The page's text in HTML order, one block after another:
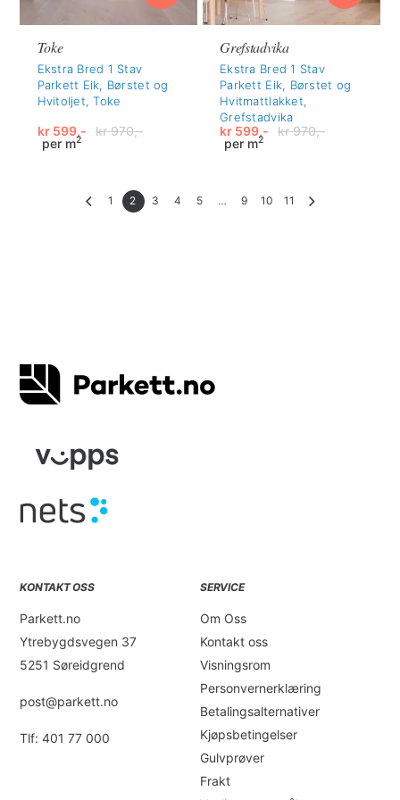
Toke
Ekstra Bred 1 Stav
Parkett Eik, Børstet og
Hvitoljet, Toke
kr970,-
Opprinnelig
kr599,-
Nåværende
per m2
Grefstadvika
Ekstra Bred 1 Stav
Parkett Eik, Børstet og
Hvitmattlakket,
Grefstadvika
kr970,-
Opprinnelig
kr 599,-
Nåværende
per m2
1 2 3 4 5 … 9 10 11
KONTAKT OSS
Parkett.no
Ytrebygdsvegen 37
5251 Søreidgrend
post@parkett.no
Tlf: 401 77 000
SERVICE
Om Oss
Kontakt oss
Visningsrom
Personvernerklæring
Betalingsalternativer
Kjøpsbetingelser
Gulvprøver
Frakt